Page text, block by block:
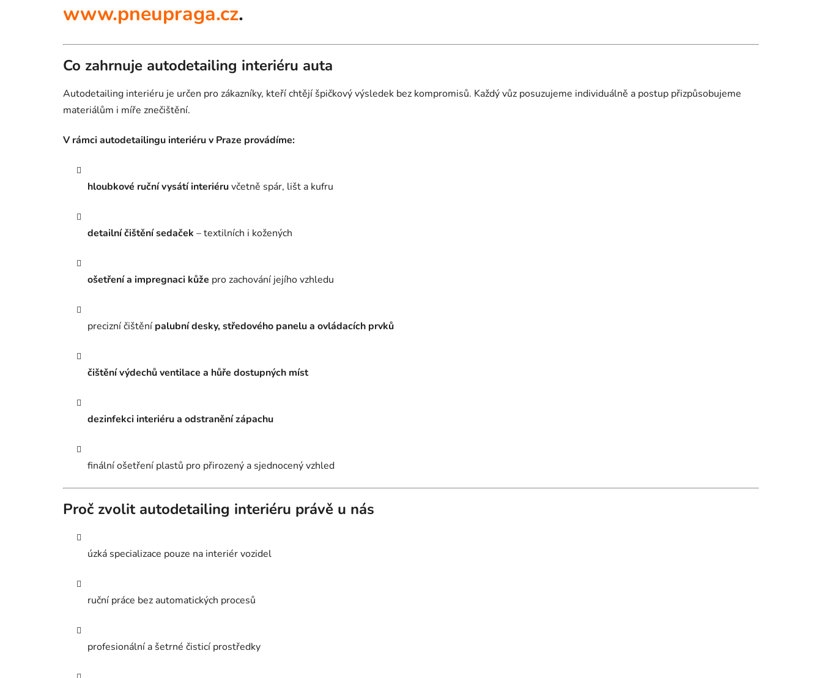
www.pneupraga.cz.
Co zahrnuje autodetailing interiéru auta
Autodetailing interiéru je určen pro zákazníky, kteří chtějí špičkový výsledek bez kompromisů. Každý vůz posuzujeme individuálně a postup přizpůsobujeme
materiálům i míře znečištění.
V rámci autodetailingu interiéru v Praze provádíme:
hloubkové ruční vysátí interiéruvčetně spár, lišt a kufru
detailní čištění sedaček – textilních i kožených
ošetření a impregnaci kůže pro zachování jejího vzhledu
precizní čištění palubní desky, středového panelu a ovládacích prvků
čištění výdechů ventilace a hůře dostupných míst
dezinfekci interiéru a odstranění zápachu
finální ošetření plastů pro přirozený a sjednocený vzhled
Proč zvolit autodetailing interiéru právě u nás
úzká specializace pouze na interiér vozidel
ruční práce bez automatických procesů
profesionální a šetrné čisticí prostředky